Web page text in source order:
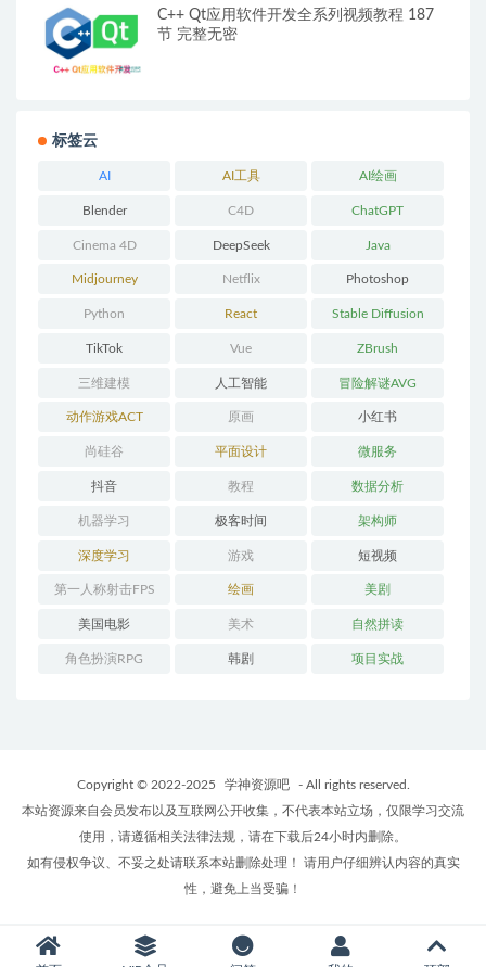
C++ Qt应用软件开发全系列视频教程 187
节 完整无密
标签云
AI AI工具 AI绘画
Blender C4D ChatGPT
Cinema 4D DeepSeek Java
Midjourney Netflix Photoshop
Python React Stable Diffusion
TikTok Vue ZBrush
三维建模 人工智能 冒险解谜AVG
动作游戏ACT 原画 小红书
尚硅谷 平面设计 微服务
抖音 教程 数据分析
机器学习 极客时间 架构师
深度学习 游戏 短视频
第一人称射击FPS 绘画 美剧
美国电影 美术 自然拼读
角色扮演RPG 韩剧 项目实战
Copyright © 2022-2025 学神资源吧
- All rights reserved.
本站资源来自会员发布以及互联网公开收集，不代表本站立场，仅限学习交流
使用，请遵循相关法律法规，请在下载后24小时内删除。
如有侵权争议、不妥之处请联系本站删除处理！ 请用户仔细辨认内容的真实
性，避免上当受骗！